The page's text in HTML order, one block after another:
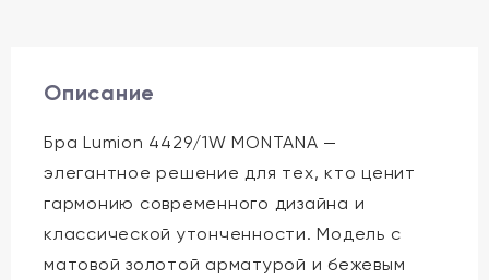
Описание
Бра Lumion 4429/1W MONTANA —
элегантное решение для тех, кто ценит
гармонию современного дизайна и
классической утонченности. Модель с
матовой золотой арматурой и бежевым